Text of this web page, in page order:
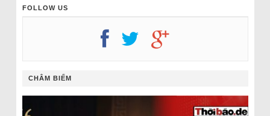
FOLLOW US
CHÂM BIẾM